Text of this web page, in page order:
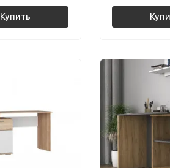
Купить